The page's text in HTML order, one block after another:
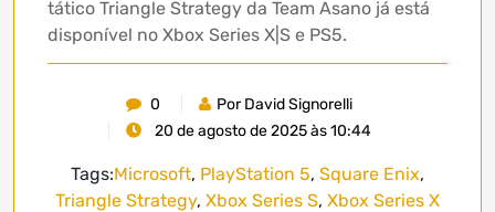
tático Triangle Strategy da Team Asano já está
disponível no Xbox Series X|S e PS5.
0
Por David Signorelli
20 de agosto de 2025 às 10:44
Tags:Microsoft, PlayStation 5, Square Enix,
Triangle Strategy, Xbox Series S, Xbox Series X